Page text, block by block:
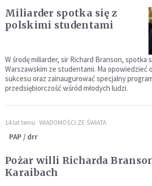
Miliarder spotka się z
polskimi studentami
W środę miliarder, sir Richard Branson, spotka
Warszawskim ze studentami. Ma opowiedzieć
sukcesu oraz zainaugurować specjalny
przedsiębiorczość wśród młodych ludzi.
14 lat temu WIADOMOŚCI ZE ŚWIATA
PAP / drr
Pożar willi Richarda
Karaibach